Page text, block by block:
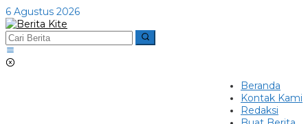
Lewati
ke
konten
6 Agustus 2026
Beranda
Kontak Kami
Redaksi